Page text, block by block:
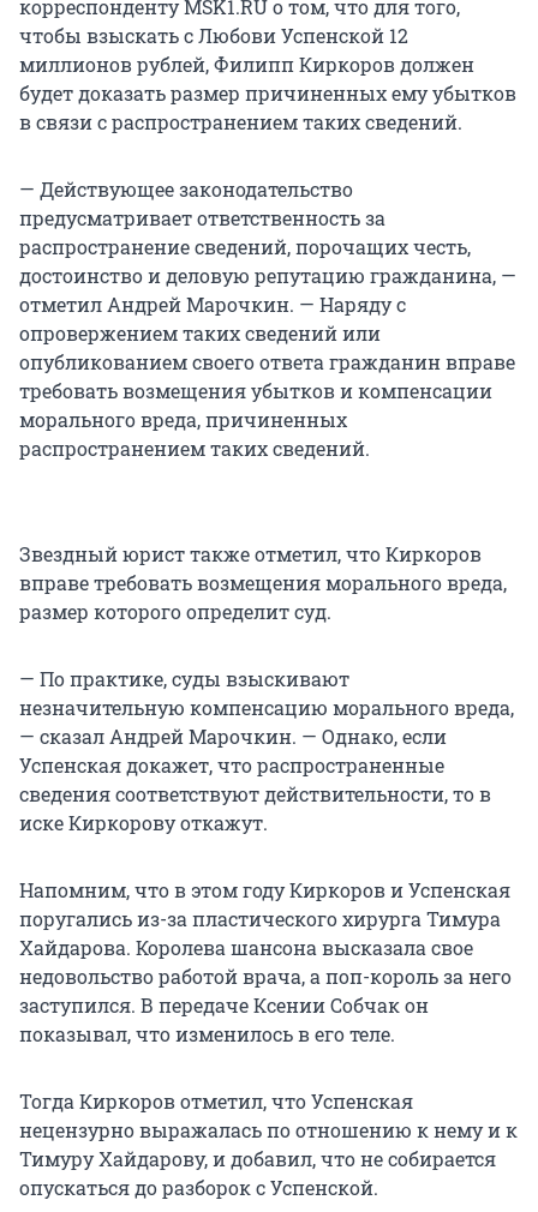
корреспонденту MSK1.RU о том, что для того,
чтобы взыскать с Любови Успенской 12
миллионов рублей, Филипп Киркоров должен
будет доказать размер причиненных ему убытков
в связи с распространением таких сведений.
— Действующее законодательство
предусматривает ответственность за
распространение сведений, порочащих честь,
достоинство и деловую репутацию гражданина, —
отметил Андрей Марочкин. — Наряду с
опровержением таких сведений или
опубликованием своего ответа гражданин вправе
требовать возмещения убытков и компенсации
морального вреда, причиненных
распространением таких сведений.
Звездный юрист также отметил, что Киркоров
вправе требовать возмещения морального вреда,
размер которого определит суд.
— По практике, суды взыскивают
незначительную компенсацию морального вреда,
— сказал Андрей Марочкин. — Однако, если
Успенская докажет, что распространенные
сведения соответствуют действительности, то в
иске Киркорову откажут.
Напомним, что в этом году Киркоров и Успенская
поругались из-за пластического хирурга Тимура
Хайдарова. Королева шансона высказала свое
недовольство работой врача, а поп-король за него
заступился. В передаче Ксении Собчак он
показывал, что изменилось в его теле.
Тогда Киркоров отметил, что Успенская
нецензурно выражалась по отношению к нему и к
Тимуру Хайдарову, и добавил, что не собирается
опускаться до разборок с Успенской.